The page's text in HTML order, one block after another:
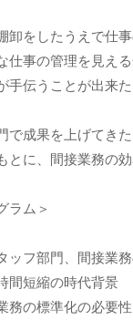
卸をしたうえで仕
仕事の管理を見え
手伝うことが出来
で成果を上げてき
とに、間接業務の
ラム＞
ッフ部門、間接業
間短縮の時代背景
務の標準化の必要性